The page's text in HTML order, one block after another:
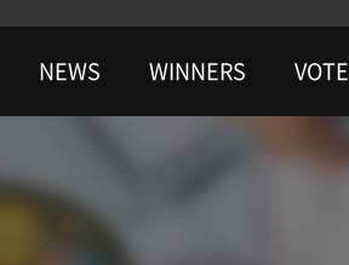
NEWS WINNERS VOTE